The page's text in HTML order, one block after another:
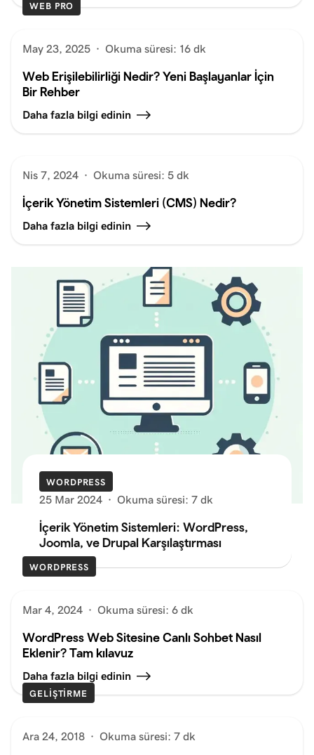
WEB PRO
May 23, 2025 · Okuma süresi: 16 dk
Web Erişilebilirliği Nedir? Yeni Başlayanlar İçin
Bir Rehber
Daha fazla bilgi edinin
Nis 7, 2024 · Okuma süresi: 5 dk
İçerik Yönetim Sistemleri (CMS) Nedir?
Daha fazla bilgi edinin
WORDPRESS
25 Mar 2024 · Okuma süresi: 7 dk
İçerik Yönetim Sistemleri: WordPress,
Joomla, ve Drupal Karşılaştırması
WORDPRESS
Mar 4, 2024 · Okuma süresi: 6 dk
WordPress Web Sitesine Canlı Sohbet Nasıl
Eklenir? Tam kılavuz
Daha fazla bilgi edinin
GELIŞTIRME
Ara 24, 2018 · Okuma süresi: 7 dk